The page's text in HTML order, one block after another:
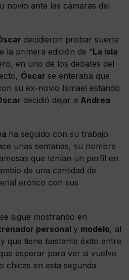
novio ante las cámaras del
decidieron probar suerte
la primera edición de “La isla
en uno de los debates del
Óscar se enteraba que
su ex-novio Ismael estando
decidió dejar a Andrea
ha seguido con su trabajo
unas semanas, su nombre
que tenían un perfil en
de una cantidad de
erótico con sus
sigue mostrando en
personaly modelo, al
que tiene bastante éxito entre
esperar para ver si vuelve
chicas en esta segunda